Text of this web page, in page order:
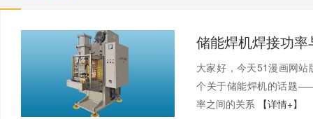
大家好，今天51漫画网
个关于储能焊机的话题
率之间的关系 【详情+】